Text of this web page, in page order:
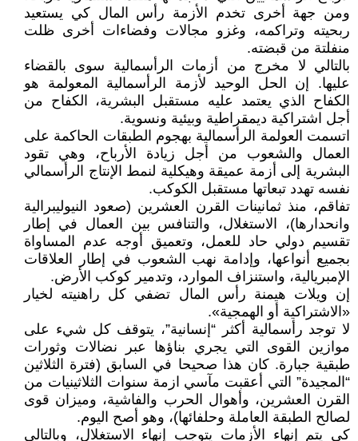
ومن جهة أخرى تخدم الأزمة رأس المال كي يستعيد
ربحيته وتراكمه، وغزو مجالات وفضاءات أخرى ظلت
منفلتة من قبضته.
بالتالي لا مخرج من أزمات الرأسمالية سوى بالقضاء
عليها. إن الحل الوحيد لأزمة الرأسمالية المعولمة هو
الكفاح الذي يعتمد عليه مستقبل البشرية، الكفاح من
أجل اشتراكية ديمقراطية وبيئية ونسوية.
اتسمت العولمة الرأسمالية بهجوم الطبقات الحاكمة على
العمال والشعوب من أجل زيادة الأرباح، وهي تقود
البشرية إلى أزمة عميقة وهيكلية لنمط الإنتاج الرأسمالي
نفسه تهدد تبعاتها مستقبل الكوكب.
تفاقم، منذ ثمانينات القرن العشرين (صعود النيوليبرالية
وانحدارها)، الاستغلال، والتنافس بين العمال في إطار
تقسيم دولي حاد للعمل، وتعميق أوجه عدم المساواة
بجميع أنواعها، وإدامة نهب الشعوب في إطار العلاقات
الإمبريالية، واستنزاف الموارد، وتدمير كوكب الأرض.
إن ويلات هيمنة رأس المال تضفي كل راهنيته لخيار
«الاشتراكية أو الهمجية».
لا توجد رأسمالية أكثر “إنسانية”، يتوقف كل شيء على
موازين القوى التي يجري بناؤها عبر نضالات وثورات
طبقية جبارة. كان هذا صحيحا في السابق (فترة الثلاثين
“المجيدة” التي أعقبت مآسي ازمة سنوات الثلاثينيات من
القرن العشرين، وأهوال الحرب والفاشية، وميزان قوى
لصالح الطبقة العاملة وحلفائها)، وهو أصح اليوم.
كي يتم إنهاء الأزمات يتوجب إنهاء الاستغلال، وبالتالي